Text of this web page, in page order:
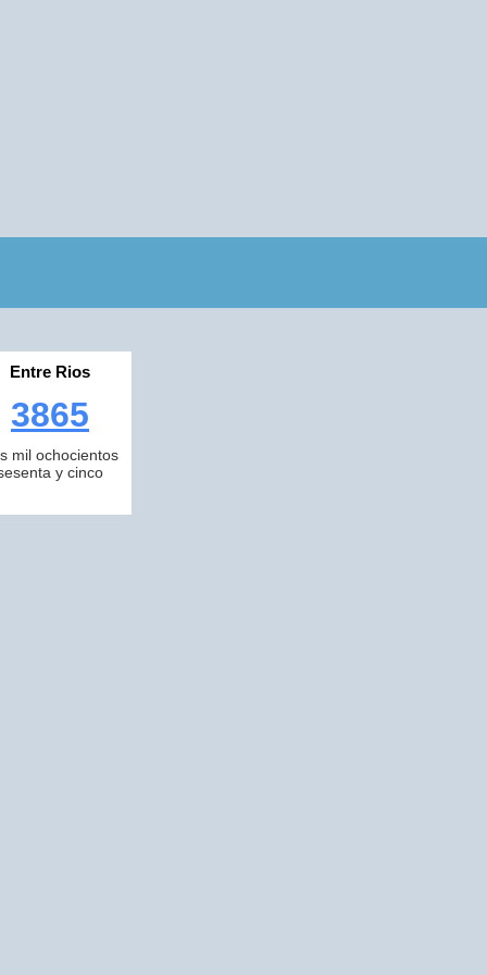
Entre Rios
3865
mil ochocientos
y cinco